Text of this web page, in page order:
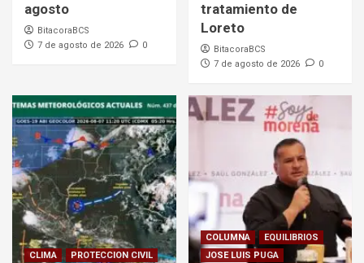
agosto
BitacoraBCS
7 de agosto de 2026
0
tratamiento de
Loreto
BitacoraBCS
7 de agosto de 2026
0
CLIMA PROTECCION CIVIL
COLUMNA
EQUILIBRIOS
JOSE LUIS PUGA